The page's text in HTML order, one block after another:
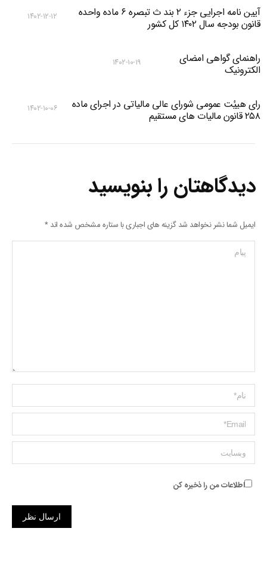
آیین نامه اجرایی جزء ۲ بند ث تبصره ۶ ماده واحده
قانون بودجه سال ۱۴۰۲ کل کشور
۱۴۰۲-۱۲-۱۲
راهنمای گواهی امضای
الکترونیک
۱۴۰۲-۱۰-۱۹
رای هییٔت عمومی شورای عالی مالیاتی در اجرای ماده
۲۵۸ قانون مالیات های مستقیم
۱۴۰۲-۱۰-۰۶
دیدگاهتان را بنویسید
ایمیل شما نشر نخواهد شد گزینه های اجباری با ستاره مشخص شده اند*
پیام
Name *
ایمیل *
وبسایت
اطلاعات من را ذخیره کن
ارسال نظر